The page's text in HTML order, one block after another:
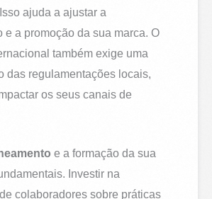
ajuda a ajustar a
e a promoção da sua marca. O
também exige uma
das regulamentações locais,
os seus canais de
e a formação da sua
Investir na
colaboradores sobre práticas